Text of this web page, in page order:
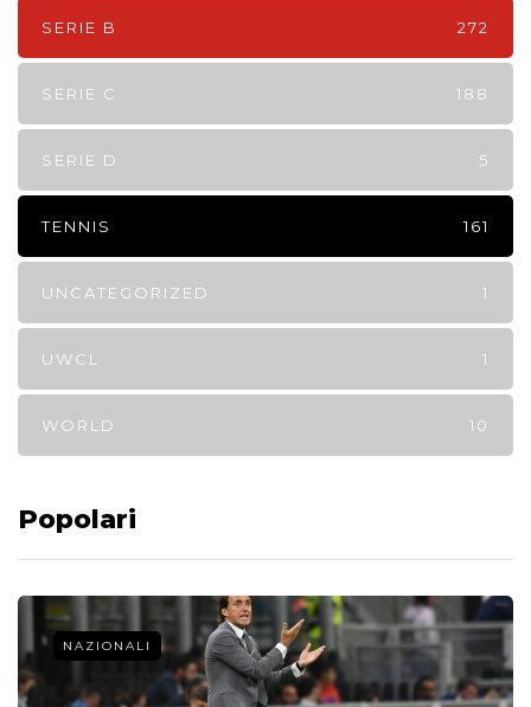
SERIE B 272
SERIE C 188
SERIE D 5
TENNIS 161
UNCATEGORIZED 1
UWCL 1
WORLD 10
Popolari
NAZIONALI